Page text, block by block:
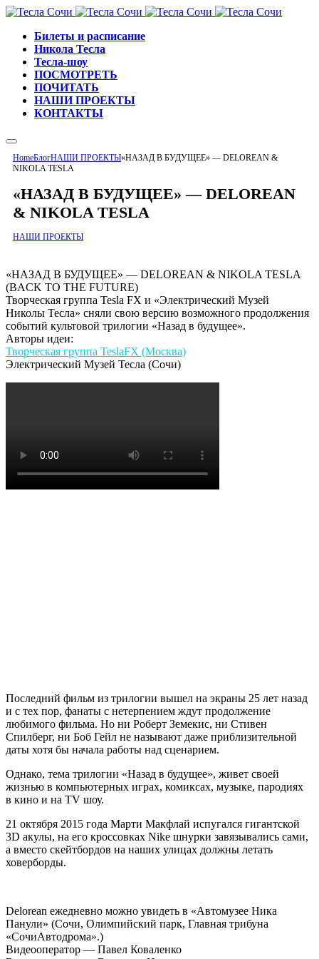
Билеты и расписание
Никола Тесла
Тесла-шоу
ПОСМОТРЕТЬ
ПОЧИТАТЬ
НАШИ ПРОЕКТЫ
КОНТАКТЫ
HomeБлогНАШИ ПРОЕКТЫ«НАЗАД В БУДУЩЕЕ» — DELOREAN &
NIKOLA TESLA
«НАЗАД В БУДУЩЕЕ» — DELOREAN
& NIKOLA TESLA
НАШИ ПРОЕКТЫ
«НАЗАД В БУДУЩЕЕ» — DELOREAN & NIKOLA TESLA
(BACK TO THE FUTURE)
Творческая группа Tesla FX и «Электрический Музей
Николы Тесла» сняли свою версию возможного продолжения
событий культовой трилогии «Назад в будущее».
Авторы идеи:
Творческая группа TeslaFX (Москва)
Электрический Музей Тесла (Сочи)
Последний фильм из трилогии вышел на экраны 25 лет назад
и с тех пор, фанаты с нетерпением ждут продолжение
любимого фильма. Но ни Роберт Земекис, ни Стивен
Спилберг, ни Боб Гейл не называют даже приблизительной
даты хотя бы начала работы над сценарием.
Однако, тема трилогии «Назад в будущее», живет своей
жизнью в компьютерных играх, комиксах, музыке, пародиях
в кино и на TV шоу.
21 октября 2015 года Марти Макфлай испугался гигантской
3D акулы, на его кроссовках Nike шнурки завязывались сами,
а вместо скейтбордов на наших улицах должны летать
ховерборды.
Delorean ежедневно можно увидеть в «Автомузее Ника
Панули» (Сочи, Олимпийский парк, Главная трибуна
«СочиАвтодрома».)
Видеооператор — Павел Коваленко